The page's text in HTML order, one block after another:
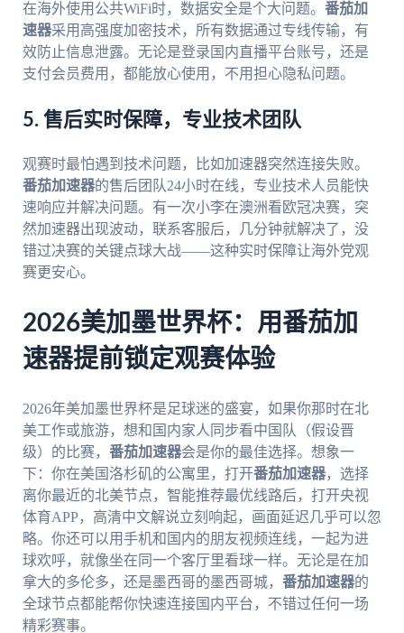
在海外使用公共WiFi时，数据安全是个大问题。 番茄加
速器采用高强度加密技术，所有数据通过专线传输，有
效防止信息泄露。无论是登录国内直播平台账号，还是
支付会员费用，都能放心使用，不用担心隐私问题。
5. 售后实时保障，专业技术团队
观赛时最怕遇到技术问题，比如加速器突然连接失败。
番茄加速器的售后团队24小时在线，专业技术人员能快
速响应并解决问题。有一次小李在澳洲看欧冠决赛，突
然加速器出现波动，联系客服后，几分钟就解决了，没
错过决赛的关键点球大战——这种实时保障让海外党观
赛更安心。
2026美加墨世界杯：用番茄加
速器提前锁定观赛体验
2026年美加墨世界杯是足球迷的盛宴，如果你那时在北
美工作或旅游，想和国内家人同步看中国队（假设晋
级）的比赛， 番茄加速器会是你的最佳选择。想象一
下：你在美国洛杉矶的公寓里，打开番茄加速器，选择
离你最近的北美节点，智能推荐最优线路后，打开央视
体育APP，高清中文解说立刻响起，画面延迟几乎可以忽
略。你还可以用手机和国内的朋友视频连线，一起为进
球欢呼，就像坐在同一个客厅里看球一样。无论是在加
拿大的多伦多，还是墨西哥的墨西哥城， 番茄加速器的
全球节点都能帮你快速连接国内平台，不错过任何一场
精彩赛事。